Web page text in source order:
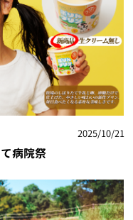
2025/10/21
病院祭